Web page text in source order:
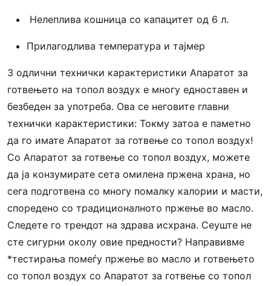
Нелеплива кошница со капацитет од 6 л.
Прилагодлива температура и тајмер
3 одлични технички карактеристики Апаратот за
готвењето на топол воздух е многу едноставен и
безбеден за употреба. Ова се неговите главни
технички карактеристики: Токму затоа е паметно
да го имате Aпаратот за готвење со топол воздух!
Со Aпаратот за готвење со топол воздух, можете
да ја конзумирате сета омилена пржена храна, но
сега подготвена со многу помалку калории и масти,
споредено со традиционалното пржење во масло.
Следете го трендот на здрава исхрана. Сеуште не
сте сигурни околу овие предности? Направивме
*тестирања помеѓу пржење во масло и готвењето
со топол воздух со Aпаратот за готвење со топол